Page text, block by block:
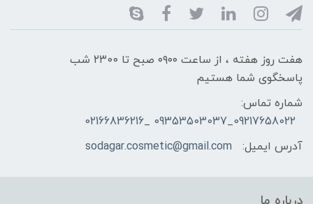
هفت روز هفته ، از ساعت ۰۹۰۰ صبح تا ۲۳00 شب
پاسخگوی شما هستیم
شماره تماس:
09217658022_09353503037 _02166836216
آدرس ایمیل:
sodagar.cosmetic@gmail.com